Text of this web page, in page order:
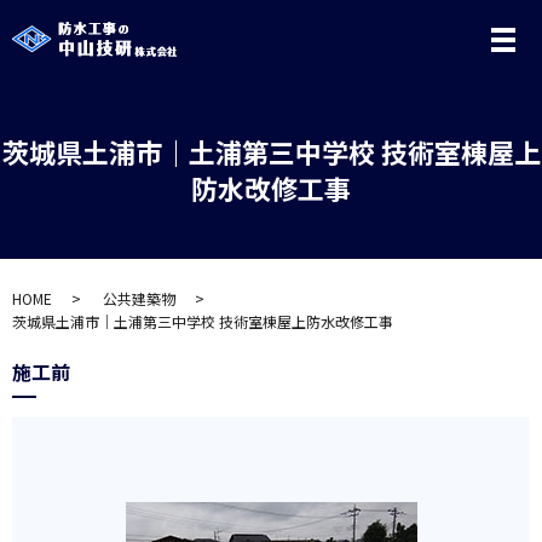
メ
茨城県土浦市｜土浦第三中学校 技術室棟屋上
防水改修工事
HOME
公共建築物
茨城県土浦市｜土浦第三中学校 技術室棟屋上防水改修工事
施工前